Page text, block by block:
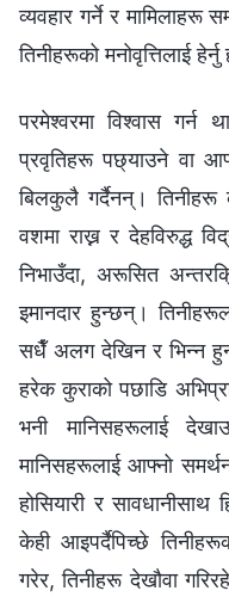
व्यवहार गर्ने र मामिलाहरू
तिनीहरूको मनोवृत्तिलाई हेर्नु
परमेश्‍वरमा विश्‍वास गर्न
प्रवृतिहरू पछ्याउने वा
बिलकुलै गर्दैनन्। तिनीहरू
वशमा राख्न र देहविरुद्ध
निभाउँदा, अरूसित
इमानदार हुन्छन्।
सधैँ अलग देखिन र भिन्‍न
हरेक कुराको पछाडि
भनी मानिसहरूलाई
मानिसहरूलाई आफ्नो
होसियारी र
केही आइपर्दैपिच्छे
गरेर, तिनीहरू देखौवा